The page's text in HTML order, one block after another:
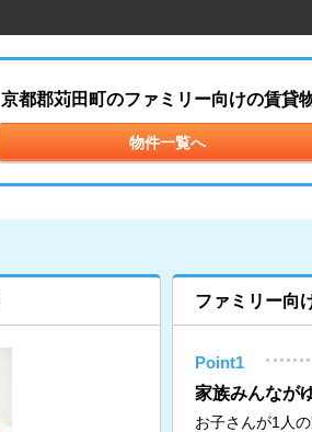
京都郡苅田町のファミリー向けの賃貸
物件一覧へ
ファミリー向
Point1
家族みんなが
お子さんが1人